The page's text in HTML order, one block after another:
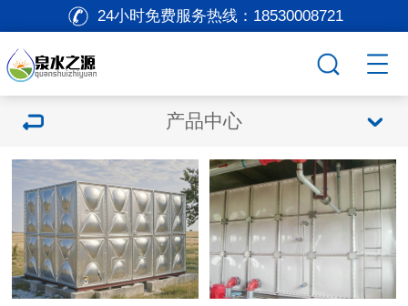
24小时免费服务热线： 18530008721
产品中心